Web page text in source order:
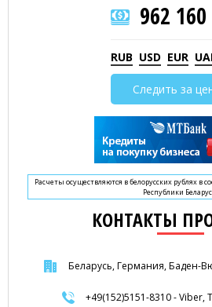
962 160
RUB USD EUR
Следить за
Расчеты осуществляются в белорусских рублях в
Республики
КОНТАКТЫ
Беларусь, Германия, Баден-
+49(152)5151-8310 - Viber,